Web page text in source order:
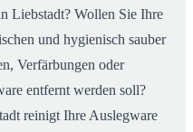
Liebstadt? Wollen Sie Ihre
und hygienisch sauber
Verfärbungen oder
entfernt werden soll?
reinigt Ihre Auslegware